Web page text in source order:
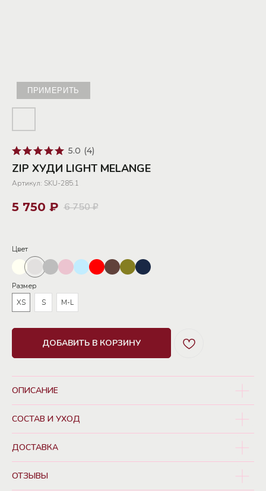
ПРИМЕРИТЬ
5.0 (4)
ZIP ХУДИ LIGHT MELANGE
Артикул: SKU-285.1
5 750 ₽ 6 750₽
Цвет
Размер
XS
S M-L
ДОБАВИТЬ В КОРЗИНУ
ОПИСАНИЕ
СОСТАВ И УХОД
ДОСТАВКА
ОТЗЫВЫ